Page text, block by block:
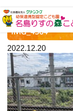
HOME>
IMG_4304
2022.12.20